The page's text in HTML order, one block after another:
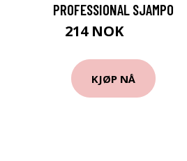
PROFESSIONAL SJAMPO
214 NOK
KJØP NÅ